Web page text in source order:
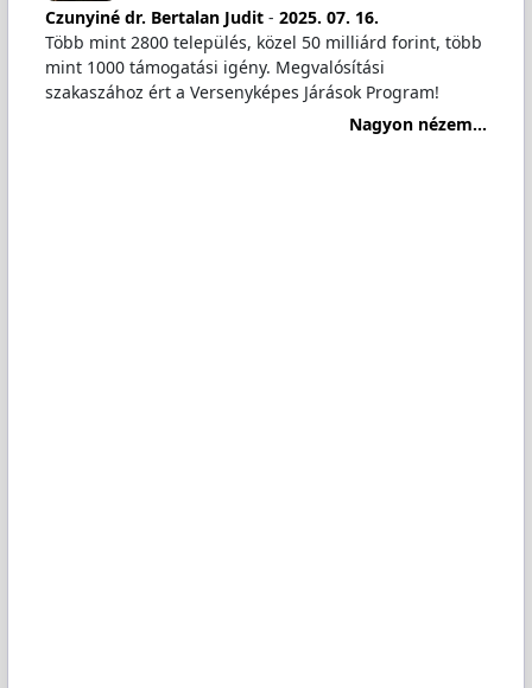
Czunyiné dr. Bertalan Judit- 2025. 07. 16.
Több mint 2800 település, közel 50 milliárd forint, több
mint 1000 támogatási igény. Megvalósítási
szakaszához ért a Versenyképes Járások Program!
Nagyon nézem...